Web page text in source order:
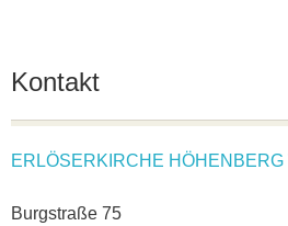
Kontakt
ERLÖSERKIRCHE HÖHENBERG
Burgstraße 75